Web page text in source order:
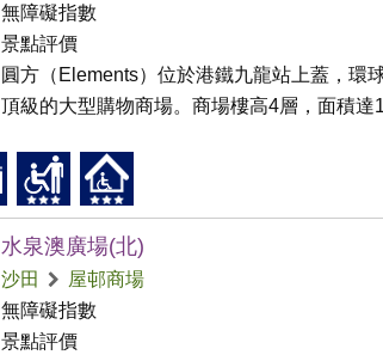
無障礙指數
景點評價
圓方（Elements）位於港鐵九龍站上蓋，環
頂級的大型購物商場。商場樓高4層，面積達
水泉澳廣場(北)
沙田
屋邨商場
無障礙指數
景點評價